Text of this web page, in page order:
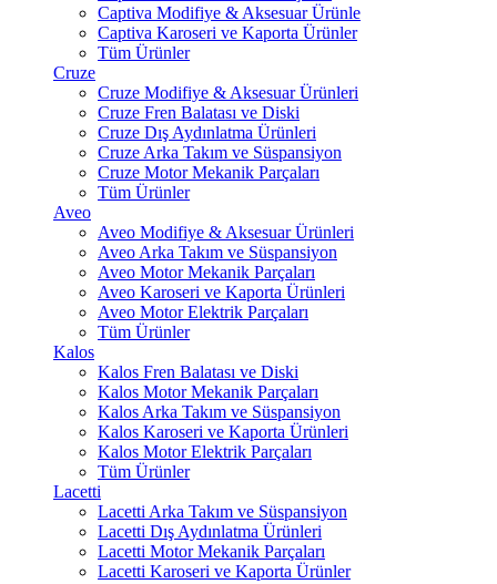
Captiva Modifiye & Aksesuar Ürünle
Captiva Karoseri ve Kaporta Ürünler
Tüm Ürünler
Cruze
Cruze Modifiye & Aksesuar Ürünleri
Cruze Fren Balatası ve Diski
Cruze Dış Aydınlatma Ürünleri
Cruze Arka Takım ve Süspansiyon
Cruze Motor Mekanik Parçaları
Tüm Ürünler
Aveo
Aveo Modifiye & Aksesuar Ürünleri
Aveo Arka Takım ve Süspansiyon
Aveo Motor Mekanik Parçaları
Aveo Karoseri ve Kaporta Ürünleri
Aveo Motor Elektrik Parçaları
Tüm Ürünler
Kalos
Kalos Fren Balatası ve Diski
Kalos Motor Mekanik Parçaları
Kalos Arka Takım ve Süspansiyon
Kalos Karoseri ve Kaporta Ürünleri
Kalos Motor Elektrik Parçaları
Tüm Ürünler
Lacetti
Lacetti Arka Takım ve Süspansiyon
Lacetti Dış Aydınlatma Ürünleri
Lacetti Motor Mekanik Parçaları
Lacetti Karoseri ve Kaporta Ürünler